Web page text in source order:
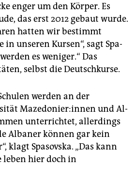
enger um den Körper. Es
das erst 2012 gebaut wurde.
hatten wir bestimmt
in unseren Kursen“, sagt Spa­
es weniger.“ Das
selbst die Deutschkurse.
werden an der
Ma­ze­do­nie­r:in­nen und Al­
unterrichtet, allerdings
Albaner können gar kein
klagt Spasovska. „Das kann
leben hier doch in